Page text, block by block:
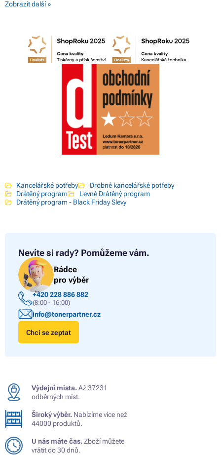
Zobrazit další »
Kancelářské potřeby
Drobné kancelářské potřeby
Drátěný program
Levné Drátěný program
Drátěný program - Black Friday Slevy
Nevíte si rady? Pomůžeme vám.
Rádce
pro výběr
+420 228 886 882
(8:00 - 16:00)
info@tonerpartner.cz
Chci se zeptat
Výdejní místa.Až 37231
odběrných míst.
Široký výběr. Nabízíme více než
44000 produktů.
U nás máte čas.Zboží můžete
vrátit do 30 dnů.